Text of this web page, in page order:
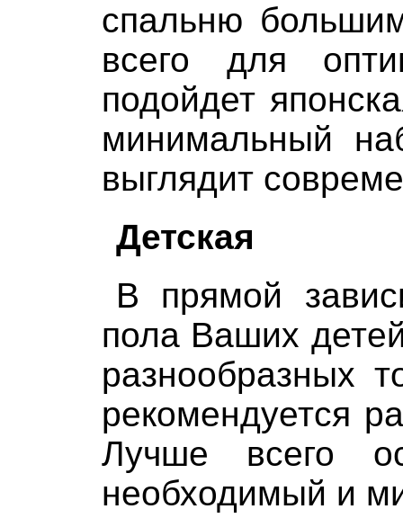
спальню
всего для
подойдет
минимальный
выглядит
Детская
В прямой
пола Ваших
разнообразных
рекомендуется
Лучше всего
необходимый и